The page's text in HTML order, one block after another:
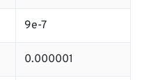
9e-7
0.000001